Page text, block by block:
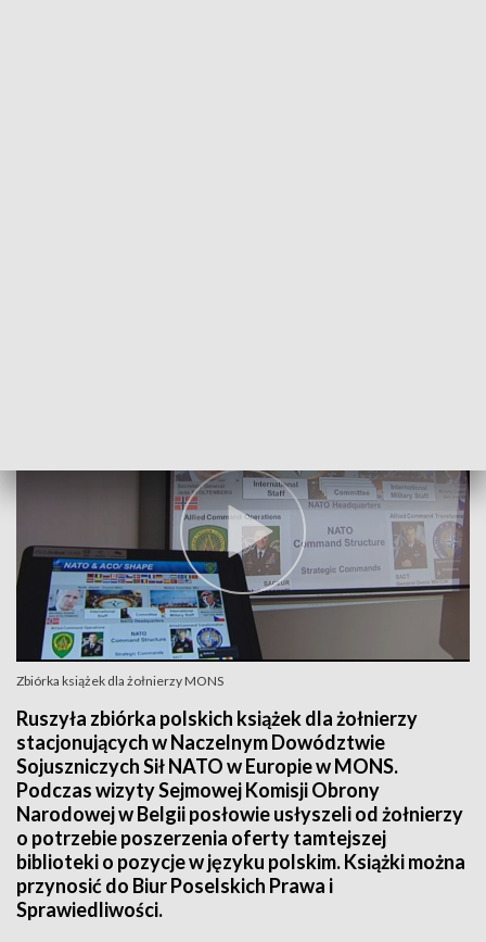
Zbiórka książek dla żołnierzy MONS
Ruszyła zbiórka polskich książek dla żołnierzy
stacjonujących w Naczelnym Dowództwie
Sojuszniczych Sił NATO w Europie w MONS.
Podczas wizyty Sejmowej Komisji Obrony
Narodowej w Belgii posłowie usłyszeli od żołnierzy
o potrzebie poszerzenia oferty tamtejszej
biblioteki o pozycje w języku polskim. Książki można
przynosić do Biur Poselskich Prawa i
Sprawiedliwości.